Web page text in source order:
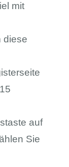
mit
diese
auf
Sie